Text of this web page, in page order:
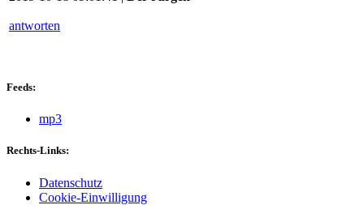
antworten
Feeds:
mp3
Rechts-Links:
Datenschutz
Cookie-Einwilligung